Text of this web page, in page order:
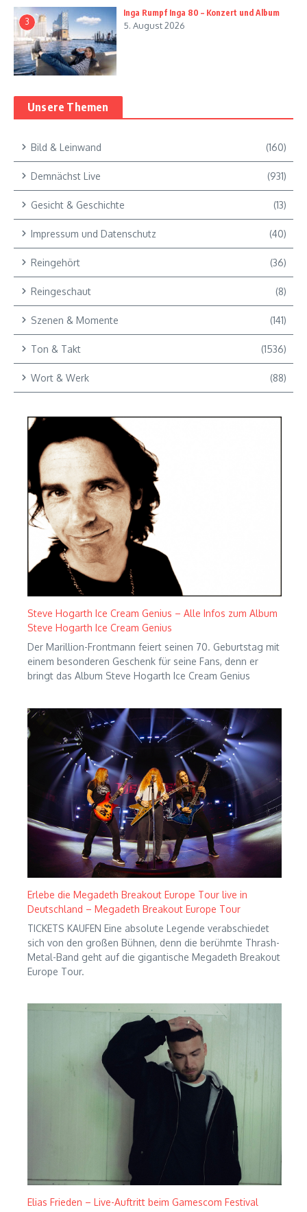
3
Inga Rumpf Inga 80 – Konzert und Album
5. August 2026
Unsere Themen
Bild & Leinwand (160)
Demnächst Live (931)
Gesicht & Geschichte (13)
Impressum und Datenschutz (40)
Reingehört (36)
Reingeschaut (8)
Szenen & Momente (141)
Ton & Takt (1536)
Wort & Werk (88)
Steve Hogarth Ice Cream Genius – Alle Infos zum Album
Steve Hogarth Ice Cream Genius
Der Marillion-Frontmann feiert seinen 70. Geburtstag mit
einem besonderen Geschenk für seine Fans, denn er
bringt das Album Steve Hogarth Ice Cream Genius
Erlebe die Megadeth Breakout Europe Tour live in
Deutschland – Megadeth Breakout Europe Tour
TICKETS KAUFEN Eine absolute Legende verabschiedet
sich von den großen Bühnen, denn die berühmte Thrash-
Metal-Band geht auf die gigantische Megadeth Breakout
Europe Tour.
Elias Frieden – Live-Auftritt beim Gamescom Festival